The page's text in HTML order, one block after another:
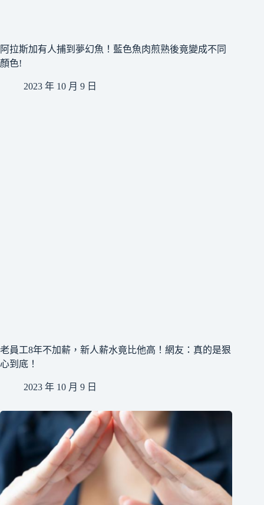
阿拉斯加有人捕到夢幻魚！藍色魚肉煎熟後竟變成不同
顏色!
2023 年 10 月 9 日
​老員工8年不加薪，新人薪水竟比他高！網友：真的是狠
心到底！
2023 年 10 月 9 日